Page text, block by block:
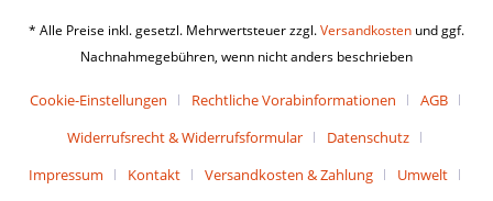
* Alle Preise inkl. gesetzl. Mehrwertsteuer zzgl.Versandkosten und ggf.
Nachnahmegebühren, wenn nicht anders beschrieben
Cookie-Einstellungen Rechtliche Vorabinformationen
AGB
Widerrufsrecht & Widerrufsformular
Datenschutz
Impressum
Kontakt Versandkosten & Zahlung
Umwelt